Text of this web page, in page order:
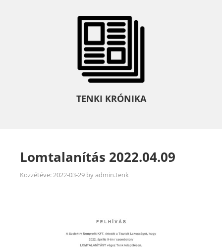
TENKI KRÓNIKA
Lomtalanítás 2022.04.09
Közzétéve:2022-03-29 byadmin.tenk